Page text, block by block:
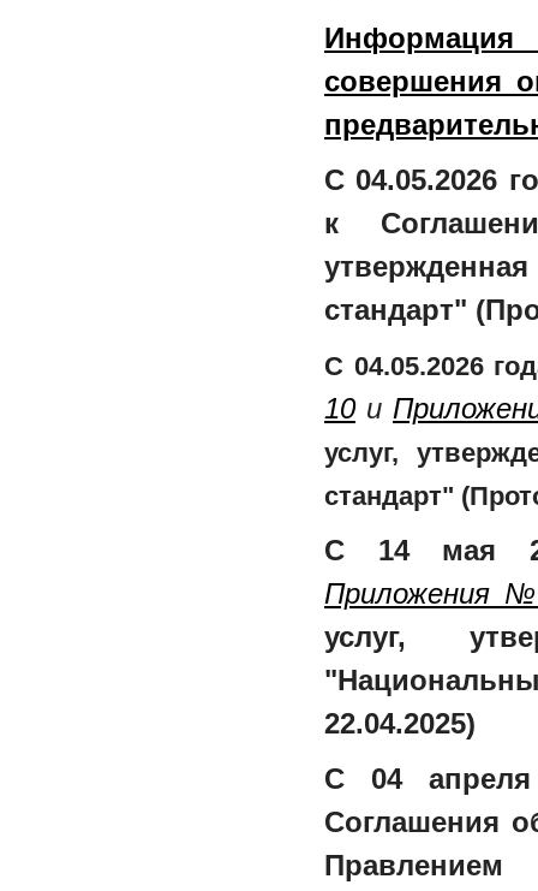
совершения
С 04.05.2026
к
стандарт"
С 04.05.2026
10и
услуг,
стандарт"
С 14 мая
Приложения
услуг,
22.04.2025)
С 04 апреля
Соглашения